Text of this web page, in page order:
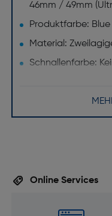
46mm / 49mm
Produktfarbe:
Material:
Schnallenfarbe:
Online Services